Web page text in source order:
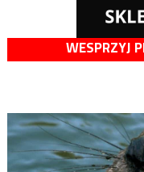
WESPRZYJ